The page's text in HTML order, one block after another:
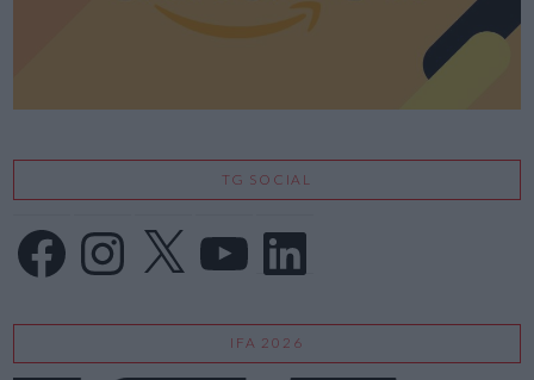
TG SOCIAL
FacebookInstagram
X LinkedIn
IFA 2026